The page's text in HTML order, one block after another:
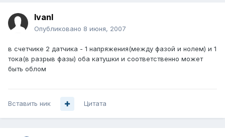
IvanI
Опубликовано 8 июня, 2007
в счетчике 2 датчика - 1 напряжения(между фазой и нолем) и 1
тока(в разрыв фазы) оба катушки и соответственно может
быть облом
Вставить ник Цитата